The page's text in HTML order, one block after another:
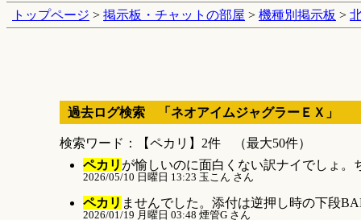
トップページ > 掲示板・チャットの部屋 > 機種別掲示板 >
過去ログ検索 「ネオアイムジャグラーＥＸ」
検索ワード：【ペカリ】2件 （最大50件）
ペカリ が愉しいのに面白くない訳ナイでしょ。
2026/05/10 日曜日 13:23 玉こん さん
ペカリ ませんでした。添付は逆押し時の下段
2026/01/19 月曜日 03:48 煙管G さん